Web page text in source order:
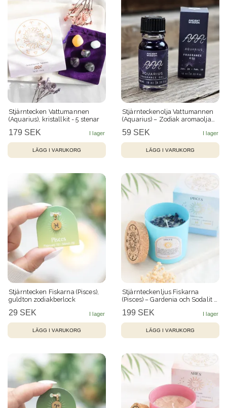
Stjärntecken Vattumannen
(Aquarius), kristallkit - 5 stenar
179 SEK
Stjärnteckenolja Vattumannen
(Aquarius) – Zodiak aromaolja
59 SEK
Stjärntecken Fiskarna (Pisces),
guldton zodiakberlock
29 SEK
Stjärnteckenljus Fiskarna
(Pisces) – Gardenia och Sodalit –
199 SEK